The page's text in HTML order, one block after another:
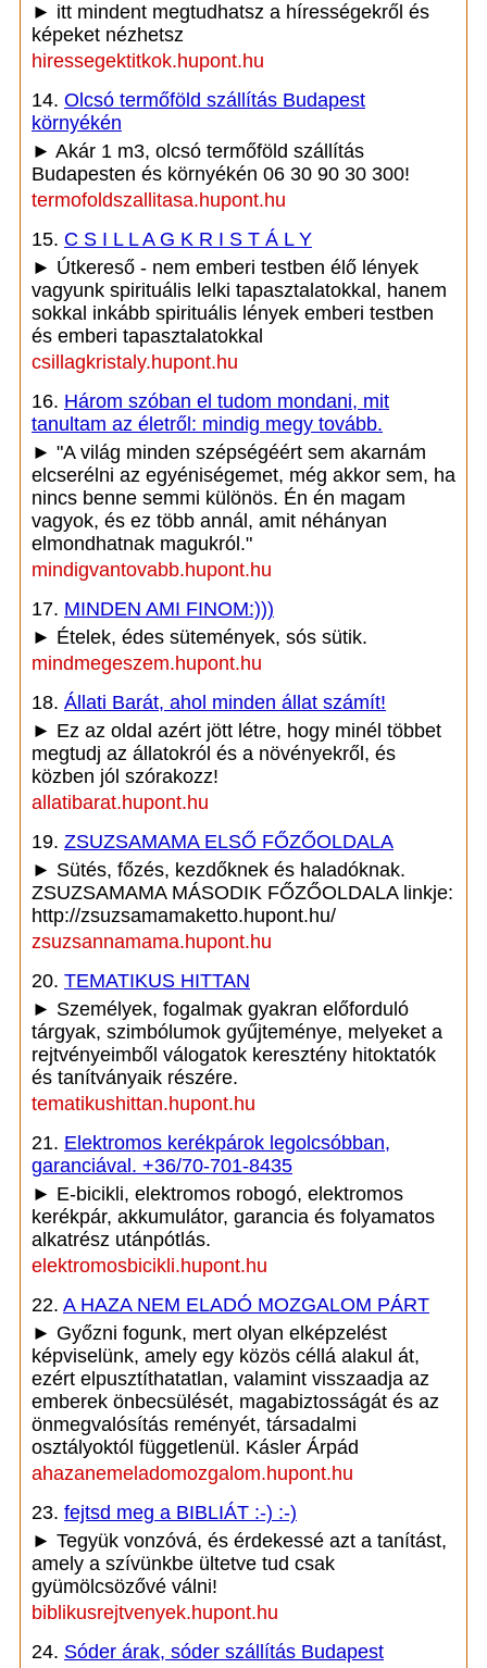
► itt mindent megtudhatsz a hírességekről és
képeket nézhetsz
hiressegektitkok.hupont.hu
14. Olcsó termőföld szállítás Budapest
környékén
► Akár 1 m3, olcsó termőföld szállítás
Budapesten és környékén 06 30 90 30 300!
termofoldszallitasa.hupont.hu
15. C S I L L A G K R I S T Á L Y
► Útkereső - nem emberi testben élő lények
vagyunk spirituális lelki tapasztalatokkal, hanem
sokkal inkább spirituális lények emberi testben
és emberi tapasztalatokkal
csillagkristaly.hupont.hu
16. Három szóban el tudom mondani, mit
tanultam az életről: mindig megy tovább.
► "A világ minden szépségéért sem akarnám
elcserélni az egyéniségemet, még akkor sem, ha
nincs benne semmi különös. Én én magam
vagyok, és ez több annál, amit néhányan
elmondhatnak magukról."
mindigvantovabb.hupont.hu
17. MINDEN AMI FINOM:)))
► Ételek, édes sütemények, sós sütik.
mindmegeszem.hupont.hu
18. Állati Barát, ahol minden állat számít!
► Ez az oldal azért jött létre, hogy minél többet
megtudj az állatokról és a növényekről, és
közben jól szórakozz!
allatibarat.hupont.hu
19. ZSUZSAMAMA ELSŐ FŐZŐOLDALA
► Sütés, főzés, kezdőknek és haladóknak.
ZSUZSAMAMA MÁSODIK FŐZŐOLDALA linkje:
http://zsuzsamamaketto.hupont.hu/
zsuzsannamama.hupont.hu
20. TEMATIKUS HITTAN
► Személyek, fogalmak gyakran előforduló
tárgyak, szimbólumok gyűjteménye, melyeket a
rejtvényeimből válogatok keresztény hitoktatók
és tanítványaik részére.
tematikushittan.hupont.hu
21. Elektromos kerékpárok legolcsóbban,
garanciával. +36/70-701-8435
► E-bicikli, elektromos robogó, elektromos
kerékpár, akkumulátor, garancia és folyamatos
alkatrész utánpótlás.
elektromosbicikli.hupont.hu
22. A HAZA NEM ELADÓ MOZGALOM PÁRT
► Győzni fogunk, mert olyan elképzelést
képviselünk, amely egy közös céllá alakul át,
ezért elpusztíthatatlan, valamint visszaadja az
emberek önbecsülését, magabiztosságát és az
önmegvalósítás reményét, társadalmi
osztályoktól függetlenül. Kásler Árpád
ahazanemeladomozgalom.hupont.hu
23. fejtsd meg a BIBLIÁT :-) :-)
► Tegyük vonzóvá, és érdekessé azt a tanítást,
amely a szívünkbe ültetve tud csak
gyümölcsözővé válni!
biblikusrejtvenyek.hupont.hu
24. Sóder árak, sóder szállítás Budapest